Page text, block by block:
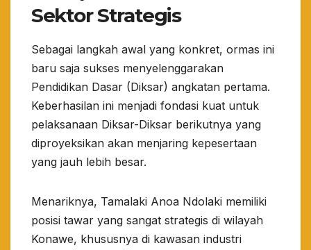
Sektor Strategis
​Sebagai langkah awal yang konkret, ormas ini
baru saja sukses menyelenggarakan
Pendidikan Dasar (Diksar) angkatan pertama.
Keberhasilan ini menjadi fondasi kuat untuk
pelaksanaan Diksar-Diksar berikutnya yang
diproyeksikan akan menjaring kepesertaan
yang jauh lebih besar.
​Menariknya, Tamalaki Anoa Ndolaki memiliki
posisi tawar yang sangat strategis di wilayah
Konawe, khususnya di kawasan industri